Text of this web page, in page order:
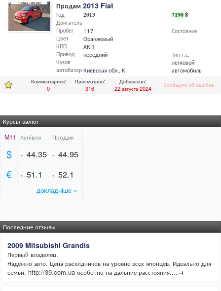
Продам 2013 Fiat
7190$
Состояние
Тип т.с.
легковой
автомобиль
Год
Двигатель
Пробег
Цвет
КПП
Привод
Кузов
автобазар
2013
117
Оранжевый
АКП
передний
Киевская обл.,Киев
Комментариев:
0
Просмотров:
316
Добавлено:
22 августа 2024
Сообщить об ошибке
Курсы валют
Последние отзывы
2009 Mitsubishi Grandis
Первый владелец.
Надёжно авто. Цена расхлдников на уровне всех японцев. Идеально для
семьи, http://39.com.ua особенно на дальние расстояния....→